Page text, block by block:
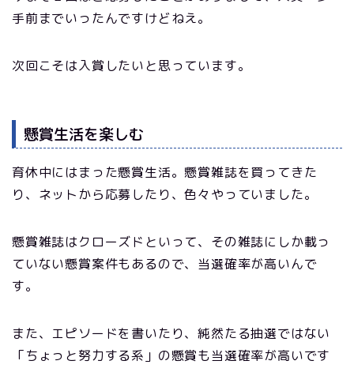
手前までいったんですけどねえ。
次回こそは入賞したいと思っています。
懸賞生活を楽しむ
育休中にはまった懸賞生活。懸賞雑誌を買ってきた
り、ネットから応募したり、色々やっていました。
懸賞雑誌はクローズドといって、その雑誌にしか載っ
ていない懸賞案件もあるので、当選確率が高いんで
す。
また、エピソードを書いたり、純然たる抽選ではない
「ちょっと努力する系」の懸賞も当選確率が高いです